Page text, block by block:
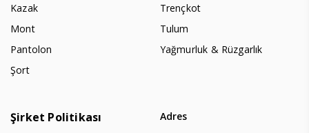
Kazak
Mont
Pantolon
Şort
Trençkot
Tulum
Yağmurluk & Rüzgarlık
Şirket Politikası
Adres